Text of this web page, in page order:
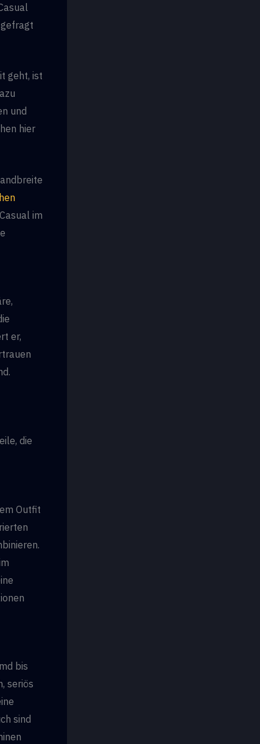
geht, ist
und
hier
im
er,
die
Outfit
bis
seriös
sind